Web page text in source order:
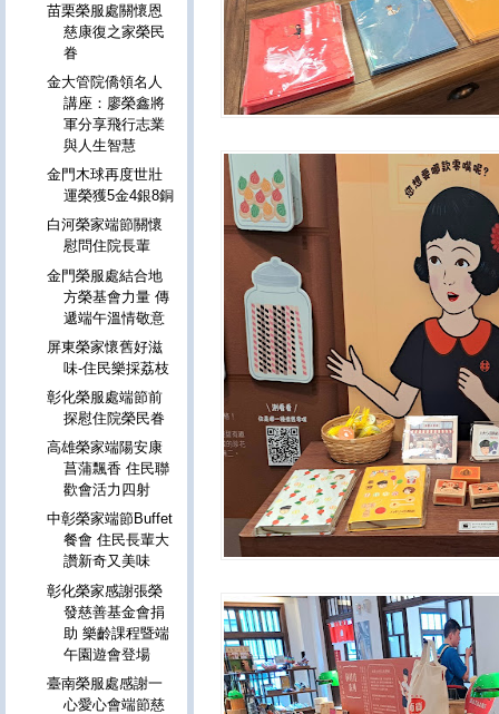
苗栗榮服處關懷恩
慈康復之家榮民
眷
金大管院僑領名人
講座：廖榮鑫將
軍分享飛行志業
與人生智慧
金門木球再度世壯
運榮獲5金4銀8銅
白河榮家端節關懷
慰問住院長輩
金門榮服處結合地
方榮基會力量 傳
遞端午溫情敬意
屏東榮家懷舊好滋
味-住民樂採荔枝
彰化榮服處端節前
探慰住院榮民眷
高雄榮家端陽安康
菖蒲飄香 住民聯
歡會活力四射
中彰榮家端節Buffet
餐會 住民長輩大
讚新奇又美味
彰化榮家感謝張榮
發慈善基金會捐
助 樂齡課程暨端
午園遊會登場
臺南榮服處感謝一
心愛心會端節慈